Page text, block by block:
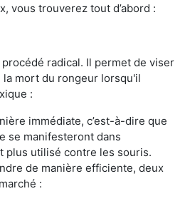
vous trouverez tout d’abord :
radical. Il permet de viser
mort du rongeur lorsqu'il
:
immédiate, c’est-à-dire que
se manifesteront dans
plus utilisé contre les souris.
de manière efficiente, deux
: